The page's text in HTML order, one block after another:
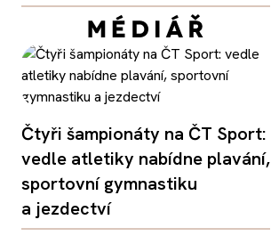
Čtyři šampionáty na ČT Sport:
vedle atletiky nabídne plavání,
sportovní gymnastiku
a jezdectví